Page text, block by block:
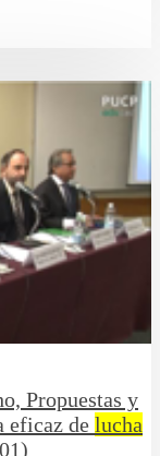
Propuestas y
eficaz de lucha